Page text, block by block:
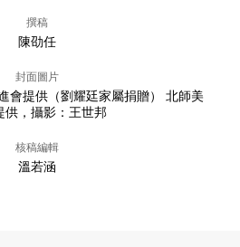
撰稿
陳劭任
封面圖片
會提供（劉耀廷家屬捐贈） 北師美
供，攝影：王世邦
核稿編輯
溫若涵